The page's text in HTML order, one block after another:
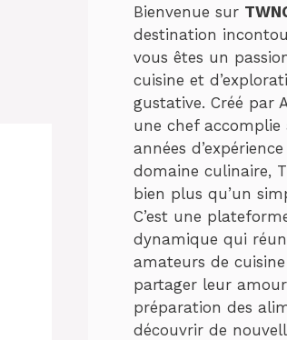
Bienvenue sur
destination
vous êtes un
cuisine et
gustative. Créé par
une chef accomplie
années
domaine culinaire,
bien plus qu’un
C’est une
dynamique qui
amateurs de
partager leur
préparation des
découvrir de